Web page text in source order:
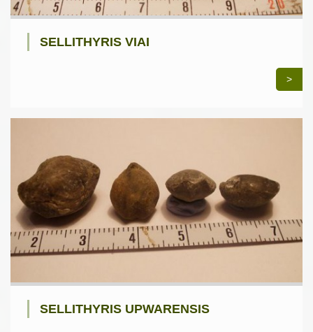
SELLITHYRIS VIAI
>
SELLITHYRIS UPWARENSIS